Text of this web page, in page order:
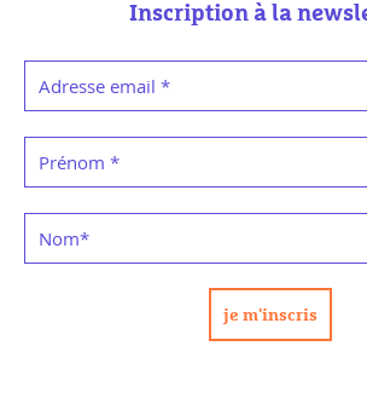
Inscription à la
Adresse email *
Prénom *
Nom*